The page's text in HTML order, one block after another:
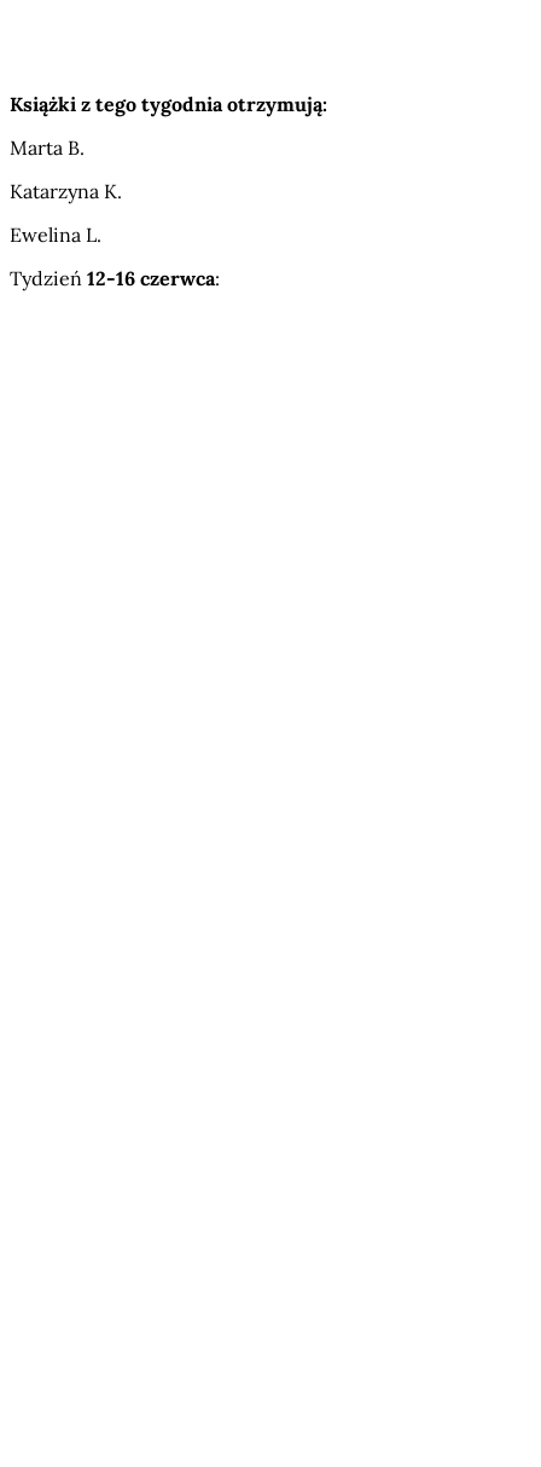
Książki z tego tygodnia otrzymują:
Marta B.
Katarzyna K.
Ewelina L.
Tydzień 12-16 czerwca: